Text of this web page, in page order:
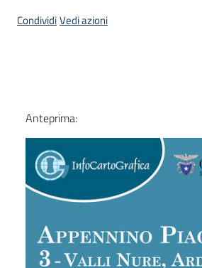
CondividiVedi azioni
Anteprima: